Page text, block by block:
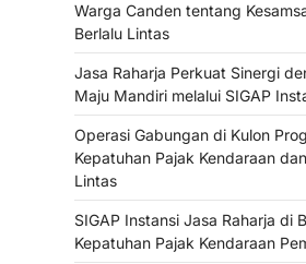
Warga Canden tentang
Berlalu Lintas
Jasa Raharja Perkuat Sinergi
Maju Mandiri melalui SIGAP
Operasi Gabungan di Kulon
Kepatuhan Pajak Kendaraan
Lintas
SIGAP Instansi Jasa Raharja di
Kepatuhan Pajak Kendaraan